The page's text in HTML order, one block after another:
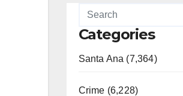
Categories
Santa Ana (7,364)
Crime (6,228)